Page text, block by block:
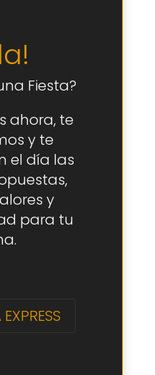
Fiesta?
ahora, te
y te
el día las
y
para tu